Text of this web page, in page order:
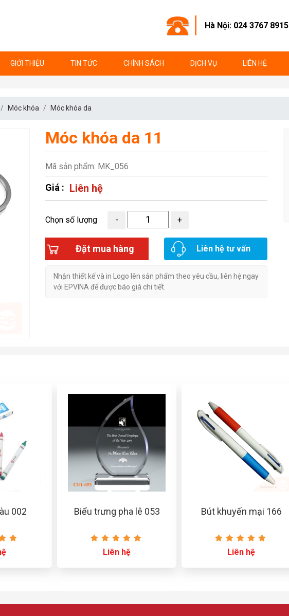
Hà Nội: 024 3767 8915
GIỚI THIỆU TIN TỨC CHÍNH SÁCH DỊCH VỤ LIÊN HỆ
Móc khóa Móc khóa da
Móc khóa da 11
Mã sản phẩm: MK_056
Giá : Liên hệ
Chọn số lượng
Đặt mua hàng Liên hệ tư vấn
Nhận thiết kế và in Logo lên sản phẩm theo yêu cầu, liên hệ ngay
với EPVINA để được báo giá chi tiết.
002 Biểu trưng pha lê 053
Liên hệ
Bút khuyến mại 166
Liên hệ